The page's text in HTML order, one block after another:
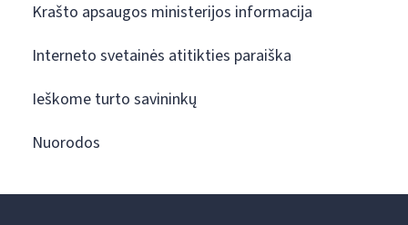
Krašto apsaugos ministerijos informacija
Interneto svetainės atitikties paraiška
Ieškome turto savininkų
Nuorodos